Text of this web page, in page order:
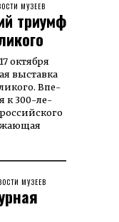
МУЗЕЕВ
триумф
ок­тяб­ря
выставка
Впе­
к 300-ле­
МУЗЕЕВ